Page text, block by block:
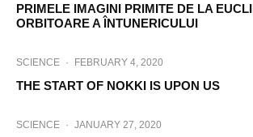
PRIMELE IMAGINI PRIMITE DE LA
ORBITOARE A ÎNTUNERICULUI
SCIENCE · FEBRUARY 4, 2020
THE START OF NOKKI IS UPON US
SCIENCE · JANUARY 27, 2020